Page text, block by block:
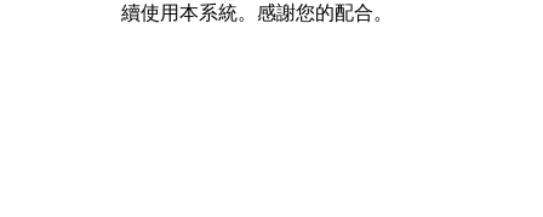
續使用本系統。感謝您的配合。